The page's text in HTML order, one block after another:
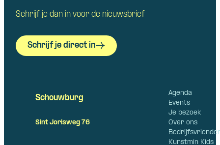
Schrijf je dan in voor de nieuwsbrief
Schrijf je direct in
Agenda
Events
Je bezoek
Over ons
Kunstmin Kids
Schouwburg
Sint Jorisweg 76